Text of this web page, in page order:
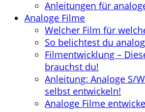
Anleitungen für
Analoge Filme
Welcher Film für
So belichtest du
Filmentwicklung –
brauchst du!
Anleitung: Analoge S/
selbst entwickeln!
Analoge Filme